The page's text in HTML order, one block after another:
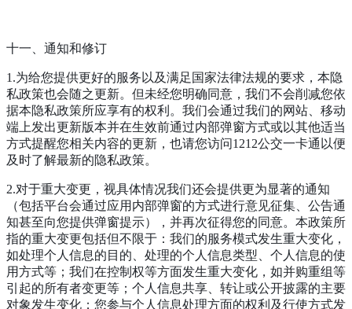
十一、通知和修订
1.为给您提供更好的服务以及满足国家法律法规的要求，本隐
私政策也会随之更新。但未经您明确同意，我们不会削减您依
据本隐私政策所应享有的权利。我们会通过我们的网站、移动
端上发出更新版本并在生效前通过内部弹窗方式或以其他适当
方式提醒您相关内容的更新，也请您访问1212公交一卡通以便
及时了解最新的隐私政策。
2.对于重大变更，视具体情况我们还会提供更为显著的通知
（包括平台会通过应用内部弹窗的方式进行意见征集、公告通
知甚至向您提供弹窗提示），并再次征得您的同意。本政策所
指的重大变更包括但不限于：我们的服务模式发生重大变化，
如处理个人信息的目的、处理的个人信息类型、个人信息的使
用方式等；我们在控制权等方面发生重大变化，如并购重组等
引起的所有者变更等；个人信息共享、转让或公开披露的主要
对象发生变化；您参与个人信息处理方面的权利及行使方式发